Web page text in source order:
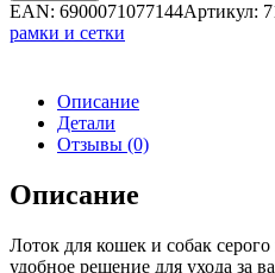
EAN: 6900071077144Артикул:
рамки и сетки
Описание
Детали
Отзывы (0)
Описание
Лоток для кошек и собак
удобное решение для ухода за